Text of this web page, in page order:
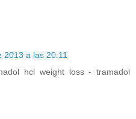
2013 a las 20:11
hcl weight loss - tramadol